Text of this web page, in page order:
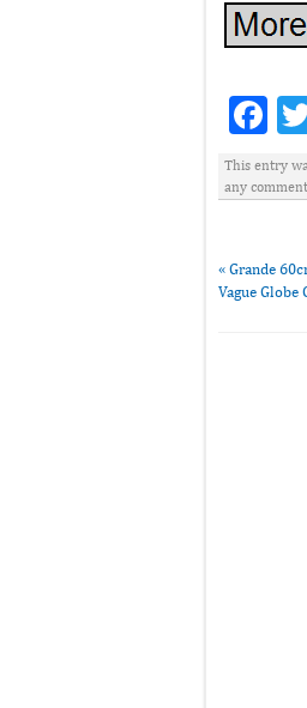
This entry
any
« Grande
Vague Globe